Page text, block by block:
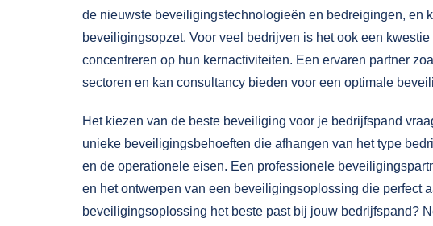
de nieuwste beveiligingstechnologieën en bedreigingen, en
beveiligingsopzet. Voor veel bedrijven is het ook een
concentreren op hun kernactiviteiten. Een ervaren partner
sectoren en kan consultancy bieden voor een optimale
Het kiezen van de beste beveiliging voor je bedrijfspand
unieke beveiligingsbehoeften die afhangen van het type
en de operationele eisen. Een professionele
en het ontwerpen van een beveiligingsoplossing die perfect
beveiligingsoplossing het beste past bij jouw bedrijfspand?